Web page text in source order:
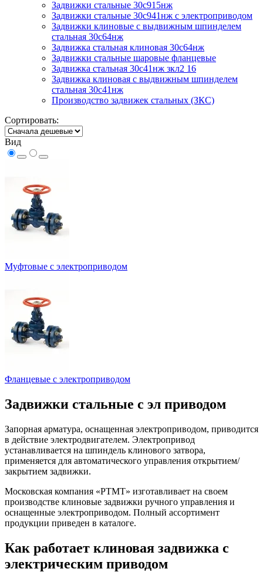
Задвижки стальные 30с915нж
Задвижки стальные 30с941нж с электроприводом
Задвижки клиновые с выдвижным шпинделем
стальная 30с64нж
Задвижка стальная клиновая 30с64нж
Задвижки стальные шаровые фланцевые
Задвижка стальная 30с41нж зкл2 16
Задвижка клиновая с выдвижным шпинделем
стальная 30с41нж
Производство задвижек стальных (ЗКС)
Сортировать:
Вид
Муфтовые с электроприводом
Фланцевые с электроприводом
Задвижки стальные с эл приводом
Запорная арматура, оснащенная электроприводом, приводится
в действие электродвигателем. Электропривод
устанавливается на шпиндель клинового затвора,
применяется для автоматического управления открытием/
закрытием задвижки.
Московская компания «РТМТ» изготавливает на своем
производстве клиновые задвижки ручного управления и
оснащенные электроприводом. Полный ассортимент
продукции приведен в каталоге.
Как работает клиновая задвижка с
электрическим приводом